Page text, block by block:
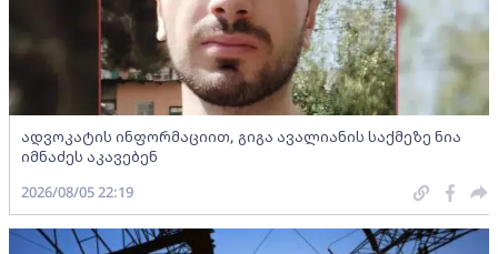
ადვოკატის ინფორმაციით, გიგა ავალიანის საქმეზე ნია
იმნაძეს აკავებენ
2026/08/05 22:19